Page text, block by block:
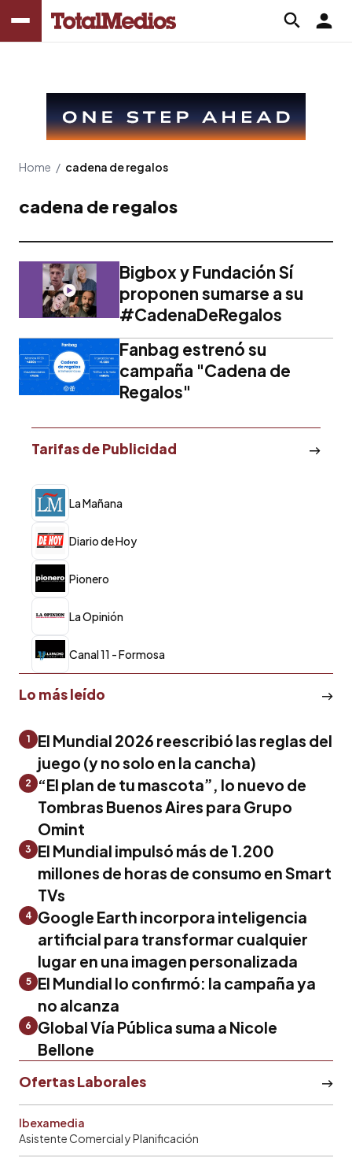
Home / cadena de regalos
cadena de regalos
Bigbox y Fundación Sí
proponen sumarse a su
#CadenaDeRegalos
Fanbag estrenó su
campaña "Cadena de
Regalos"
Tarifas de Publicidad
La Mañana
Diario de Hoy
Pionero
La Opinión
Canal 11 - Formosa
Lo más leído
1
El Mundial 2026 reescribió las reglas del
juego (y no solo en la cancha)
2
“El plan de tu mascota”, lo nuevo de
Tombras Buenos Aires para Grupo
Omint
3
El Mundial impulsó más de 1.200
millones de horas de consumo en Smart
TVs
4 Google Earth incorpora inteligencia
artificial para transformar cualquier
lugar en una imagen personalizada
5
El Mundial lo confirmó: la campaña ya
no alcanza
6
Global Vía Pública suma a Nicole
Bellone
Ofertas Laborales
Ibexamedia
Asistente Comercial y Planificación